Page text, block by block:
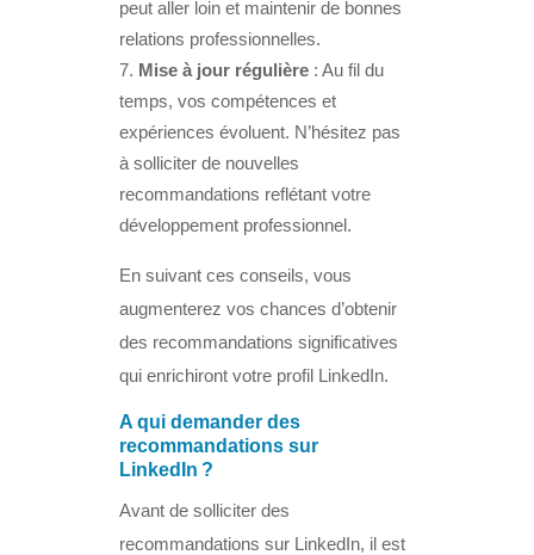
peut aller loin et maintenir de bonnes
relations professionnelles.
Mise à jour régulière : Au fil du
temps, vos compétences et
expériences évoluent. N’hésitez pas
à solliciter de nouvelles
recommandations reflétant votre
développement professionnel.
En suivant ces conseils, vous
augmenterez vos chances d’obtenir
des recommandations significatives
qui enrichiront votre profil LinkedIn.
A qui demander des
recommandations sur
LinkedIn ?
Avant de solliciter des
recommandations sur LinkedIn, il est